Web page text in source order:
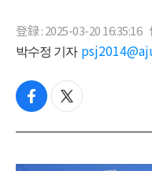
登録 : 2025-03-20 16:35:16
박수정 기자
f
c
b
t
i
t